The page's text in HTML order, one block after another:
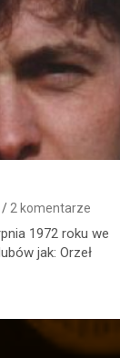
2 komentarze
1972 roku we
jak: Orzeł